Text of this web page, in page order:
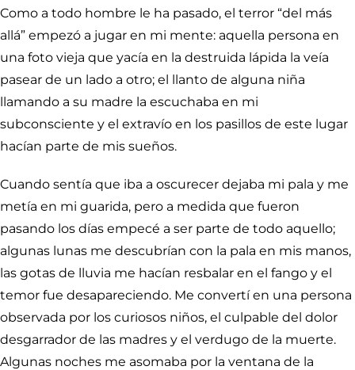
Como a todo hombre le ha pasado, el terror “del más
allá” empezó a jugar en mi mente: aquella persona en
una foto vieja que yacía en la destruida lápida la veía
pasear de un lado a otro; el llanto de alguna niña
llamando a su madre la escuchaba en mi
subconsciente y el extravío en los pasillos de este lugar
hacían parte de mis sueños.
Cuando sentía que iba a oscurecer dejaba mi pala y me
metía en mi guarida, pero a medida que fueron
pasando los días empecé a ser parte de todo aquello;
algunas lunas me descubrían con la pala en mis manos,
las gotas de lluvia me hacían resbalar en el fango y el
temor fue desapareciendo. Me convertí en una persona
observada por los curiosos niños, el culpable del dolor
desgarrador de las madres y el verdugo de la muerte.
Algunas noches me asomaba por la ventana de la